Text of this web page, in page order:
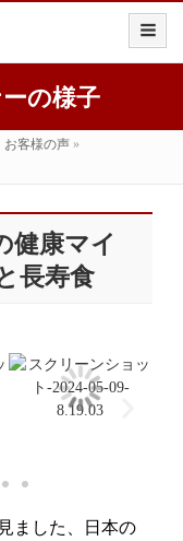
の様子
お客様の声 »
健康マイ
長寿食
ました、日本の